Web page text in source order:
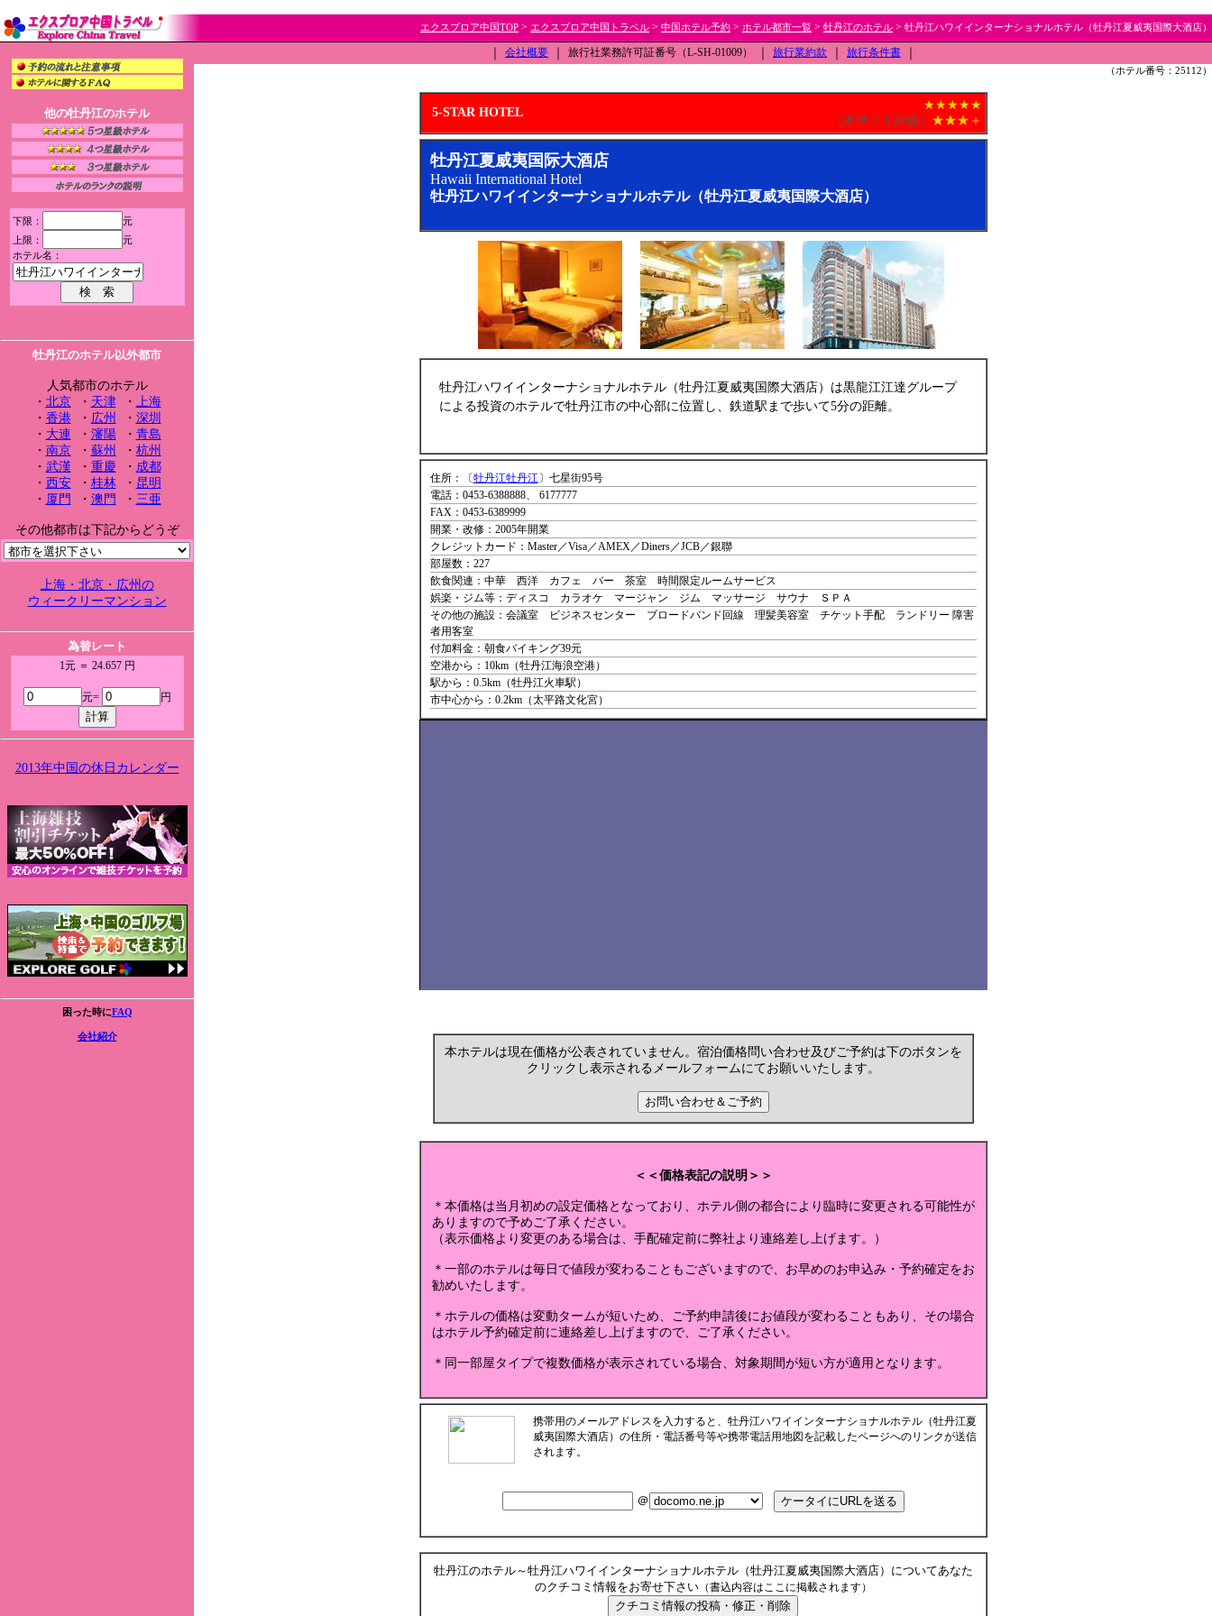
エクスプロア中国TOP > エクスプロア中国トラベル > 中国ホテル予約 > ホテル都市一覧 > 牡丹江のホテル > 牡丹江ハワイインターナショナルホテル（牡丹江夏威夷国際大酒店）
他の牡丹江のホテル
下限：
元
上限：
元
ホテル名：
牡丹江のホテル以外都市
人気都市のホテル
・ 北京・ 天津・ 上海
・ 香港・ 広州 ・ 深圳
・ 大連 ・ 瀋陽・ 青島
・ 南京・ 蘇州 ・ 杭州
・ 武漢 ・ 重慶 ・ 成都
・ 西安・ 桂林・ 昆明
・ 厦門 ・ 澳門 ・ 三亜
その他都市は下記からどうぞ
上海・北京・広州の
ウィークリーマンション
為替レート
1元 ＝ 24.657 円
元= 円
2013年中国の休日カレンダー
困った時にFAQ
会社紹介
会社概要 旅行社業務許可証番号（L-SH-01009） 旅行業約款 旅行条件書
（ホテル番号：25112）
5-STAR HOTEL
★★★★★
（本サイト評価） ★★★＋
牡丹江夏威夷国际大酒店
Hawaii International Hotel
牡丹江ハワイインターナショナルホテル（牡丹江夏威夷国際大酒店）
牡丹江ハワイインターナショナルホテル（牡丹江夏威夷国際大酒店）は黒龍江江達グループ
による投資のホテルで牡丹江市の中心部に位置し、鉄道駅まで歩いて5分の距離。
住所：〔牡丹江牡丹江〕七星街95号
電話：0453-6388888、 6177777
FAX：0453-6389999
開業・改修：2005年開業
クレジットカード：Master／Visa／AMEX／Diners／JCB／銀聯
部屋数：227
飲食関連：中華 西洋 カフェ バー 茶室 時間限定ルームサービス
娯楽・ジム等：ディスコ カラオケ マージャン ジム マッサージ サウナ ＳＰＡ
その他の施設：会議室 ビジネスセンター ブロードバンド回線 理髪美容室 チケット手配 ランドリー 障害
者用客室
付加料金：朝食バイキング39元
空港から：10km（牡丹江海浪空港）
駅から：0.5km（牡丹江火車駅）
市中心から：0.2km（太平路文化宮）
本ホテルは現在価格が公表されていません。宿泊価格問い合わせ及びご予約は下のボタンを
クリックし表示されるメールフォームにてお願いいたします。
＜＜価格表記の説明＞＞
＊本価格は当月初めの設定価格となっており、ホテル側の都合により臨時に変更される可能性が
ありますので予めご了承ください。
（表示価格より変更のある場合は、手配確定前に弊社より連絡差し上げます。）
＊一部のホテルは毎日で値段が変わることもございますので、お早めのお申込み・予約確定をお
勧めいたします。
＊ホテルの価格は変動タームが短いため、ご予約申請後にお値段が変わることもあり、その場合
はホテル予約確定前に連絡差し上げますので、ご了承ください。
＊同一部屋タイプで複数価格が表示されている場合、対象期間が短い方が適用となります。
携帯用のメールアドレスを入力すると、牡丹江ハワイインターナショナルホテル（牡丹江夏
威夷国際大酒店）の住所・電話番号等や携帯電話用地図を記載したページへのリンクが送信
されます。
＠
牡丹江のホテル～牡丹江ハワイインターナショナルホテル（牡丹江夏威夷国際大酒店）についてあなた
のクチコミ情報をお寄せ下さい（書込内容はここに掲載されます）